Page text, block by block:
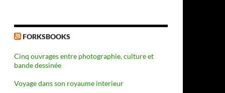
à l’assaut de la perfection
FORKSBOOKS
Cinq ouvrages entre photographie, culture et
bande dessinée
Voyage dans son royaume interieur